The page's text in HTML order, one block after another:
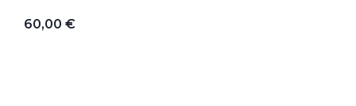
60,00 €